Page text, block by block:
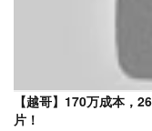
【越哥】170万成本，
片！